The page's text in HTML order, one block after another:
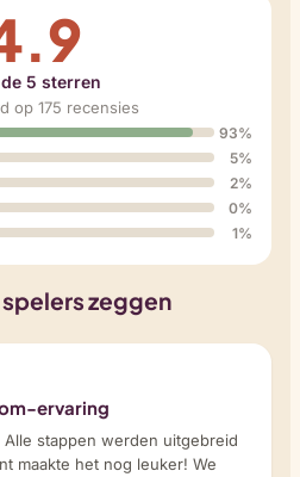
5 sterren
op 175 recensies
93%
5%
2%
0%
1%
zeggen
ervaring
stappen werden uitgebreid
maakte het nog leuker! We